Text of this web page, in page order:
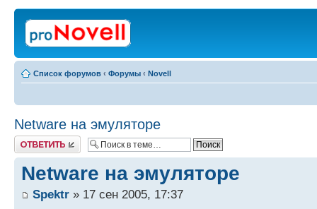
Список форумов ‹ Форумы ‹ Novell
Netware на эмуляторе
Ответить
Netware на эмуляторе
Spektr » 17 сен 2005, 17:37